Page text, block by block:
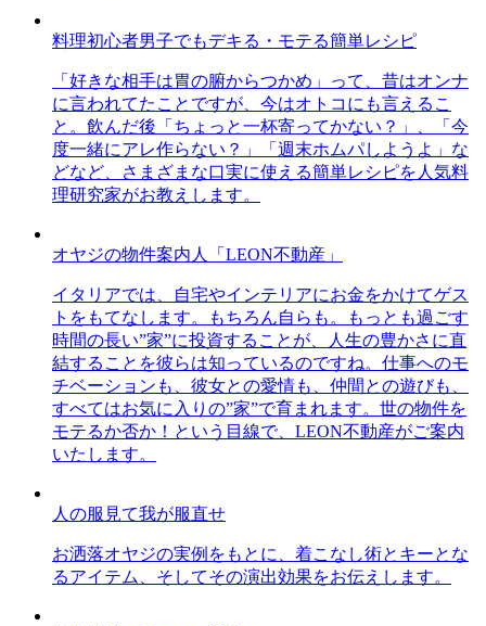
料理初心者男子でもデキる・モテる簡単レシピ
「好きな相手は胃の腑からつかめ」って、昔はオンナ
に言われてたことですが、今はオトコにも言えるこ
と。飲んだ後「ちょっと一杯寄ってかない？」、「今
度一緒にアレ作らない？」「週末ホムパしようよ」な
どなど、さまざまな口実に使える簡単レシピを人気料
理研究家がお教えします。
オヤジの物件案内人「LEON不動産」
イタリアでは、自宅やインテリアにお金をかけてゲス
トをもてなします。もちろん自らも。もっとも過ごす
時間の長い”家”に投資することが、人生の豊かさに直
結することを彼らは知っているのですね。仕事へのモ
チベーションも、彼女との愛情も、仲間との遊びも、
すべてはお気に入りの”家”で育まれます。世の物件を
モテるか否か！という目線で、LEON不動産がご案内
いたします。
人の服見て我が服直せ
お洒落オヤジの実例をもとに、着こなし術とキーとな
るアイテム、そしてその演出効果をお伝えします。